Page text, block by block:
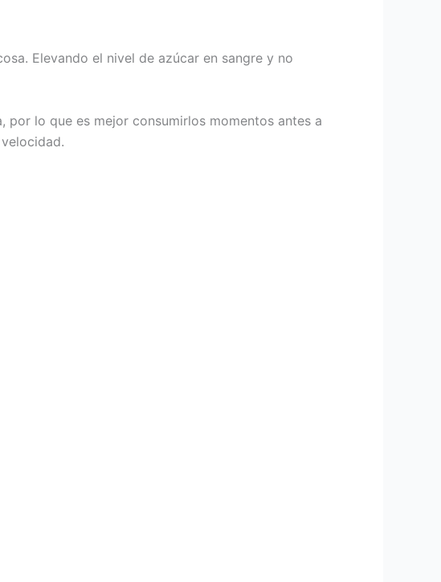
Elevando el nivel de azúcar en sangre y no
lo que es mejor consumirlos momentos antes a